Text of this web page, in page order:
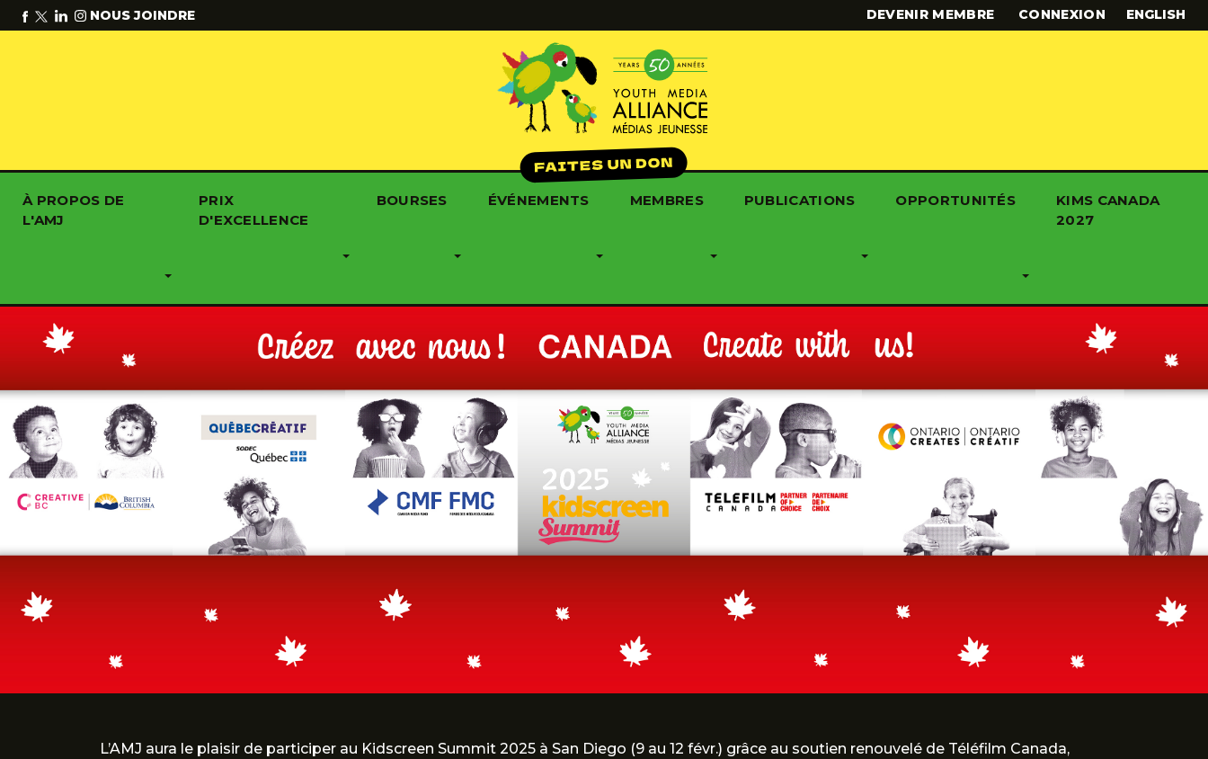
NOUS JOINDRE DEVENIR MEMBRE CONNEXION ENGLISH
À PROPOS DE
L'AMJ
PRIX
D'EXCELLENCE
BOURSES ÉVÉNEMENTS MEMBRES PUBLICATIONS OPPORTUNITÉS
KIMS CANADA
2027
L’AMJ aura le plaisir de participer au Kidscreen Summit 2025 à San Diego (9 au 12 févr.) grâce au soutien renouvelé de Téléfilm Canada,